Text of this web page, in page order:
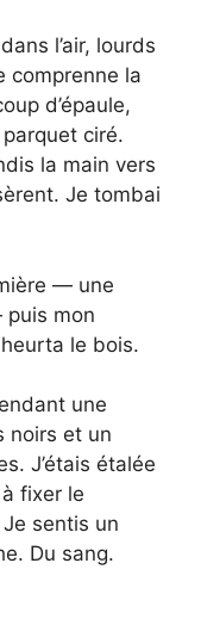
l’air, lourds
comprenne la
d’épaule,
ciré.
la main vers
Je tombai
— une
mon
le bois.
une
noirs et un
J’étais étalée
fixer le
sentis un
Du sang.